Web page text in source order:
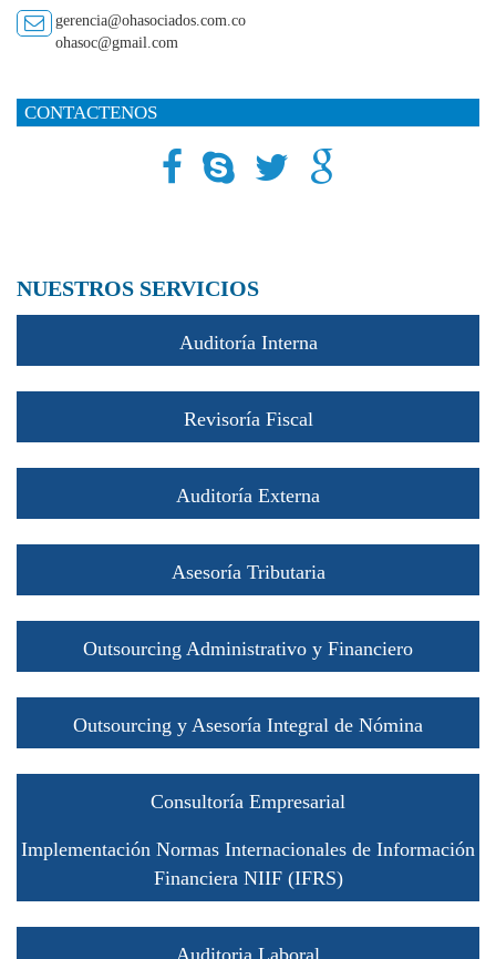
gerencia@ohasociados.com.co
ohasoc@gmail.com
CONTACTENOS
NUESTROS SERVICIOS
Auditoría Interna
Revisoría Fiscal
Auditoría Externa
Asesoría Tributaria
Outsourcing Administrativo y Financiero
Outsourcing y Asesoría Integral de Nómina
Consultoría Empresarial
Implementación Normas Internacionales de Información
Financiera NIIF (IFRS)